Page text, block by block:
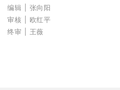
编辑 | 张向阳
审核 | 欧红平
终审 | 王薇